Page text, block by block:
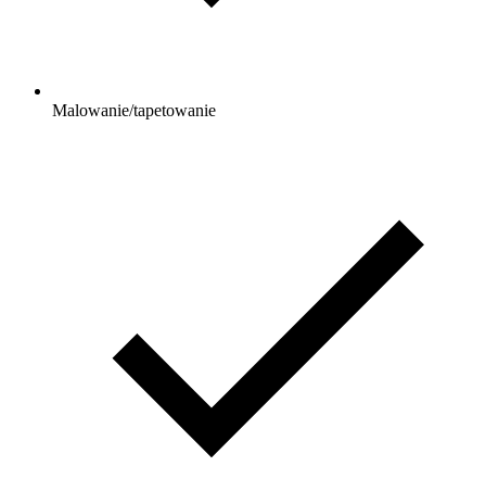
Malowanie/tapetowanie